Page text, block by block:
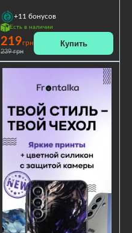
+11 бонусов
Есть в наличии
219грн
239 грн
Купить